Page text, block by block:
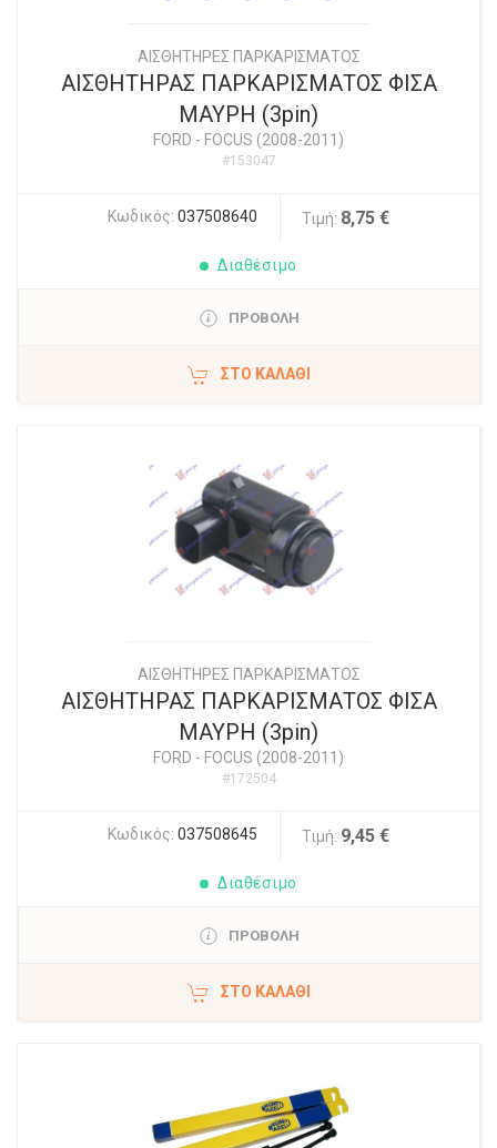
ΑΙΣΘΗΤΗΡΕΣ ΠΑΡΚΑΡΙΣΜΑΤΟΣ
ΑΙΣΘΗΤΗΡΑΣ ΠΑΡΚΑΡΙΣΜΑΤΟΣ ΦΙΣΑ
ΜΑΥΡΗ (3pin)
FORD - FOCUS (2008-2011)
#153047
Κωδικός: 037508640 Τιμή: 8,75 €
Διαθέσιμο
ΠΡΟΒΟΛΗ
ΣΤΟ ΚΑΛΆΘΙ
ΑΙΣΘΗΤΗΡΕΣ ΠΑΡΚΑΡΙΣΜΑΤΟΣ
ΑΙΣΘΗΤΗΡΑΣ ΠΑΡΚΑΡΙΣΜΑΤΟΣ ΦΙΣΑ
ΜΑΥΡΗ (3pin)
FORD - FOCUS (2008-2011)
#172504
Κωδικός: 037508645 Τιμή: 9,45 €
Διαθέσιμο
ΠΡΟΒΟΛΗ
ΣΤΟ ΚΑΛΆΘΙ